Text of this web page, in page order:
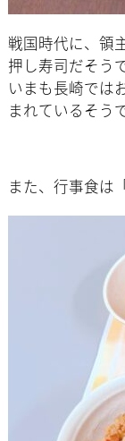
戦国時代に、領
押し寿司だそうで
いまも長崎では
まれているそう
また、行事食は